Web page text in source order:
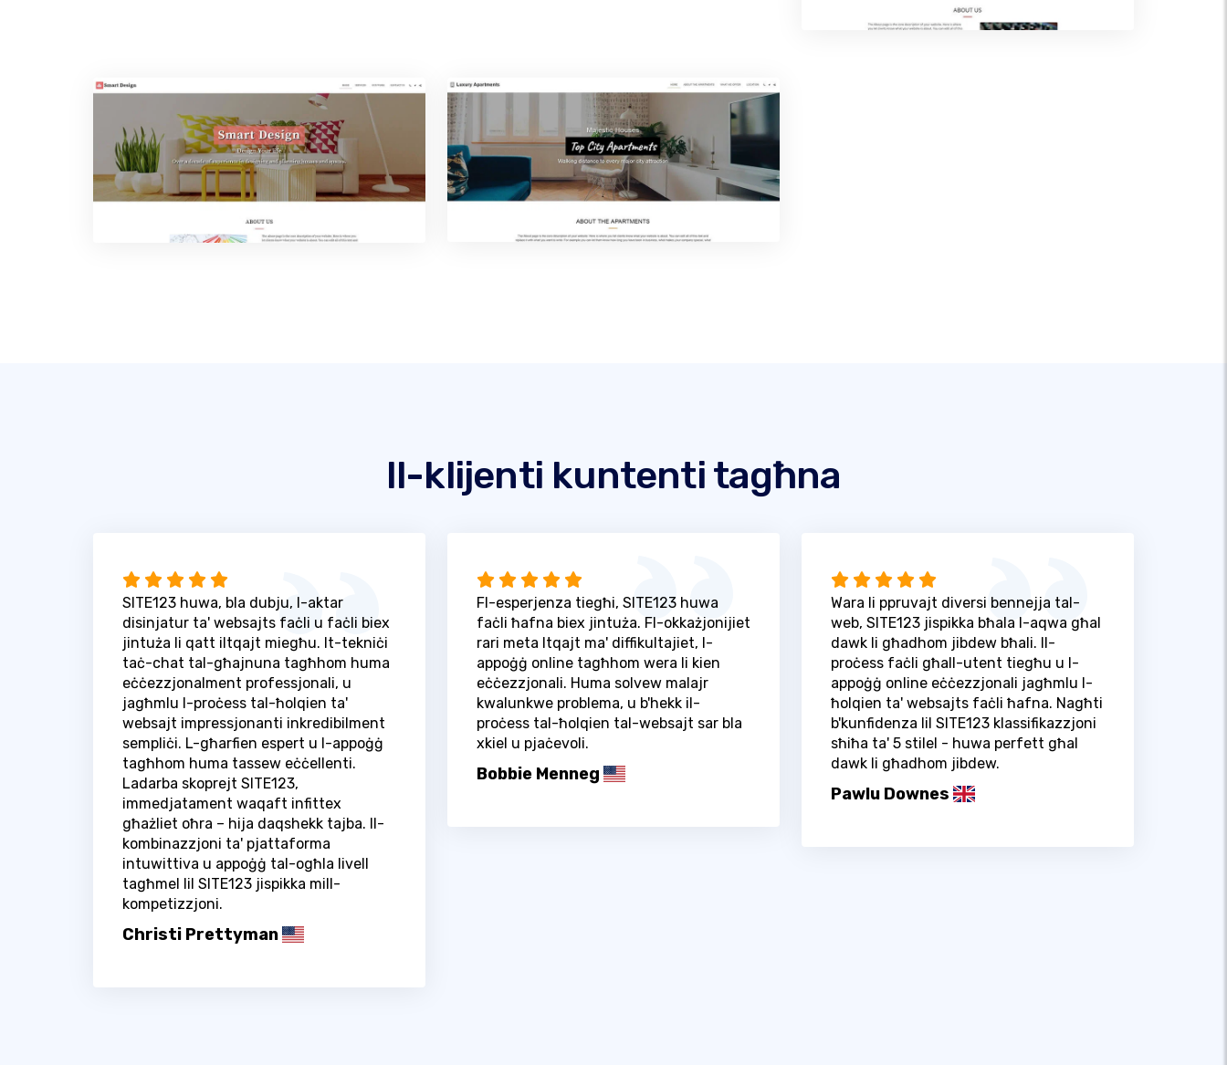
Il-klijenti kuntenti tagħna
SITE123 huwa, bla dubju, l-aktar
disinjatur ta' websajts faċli u faċli biex
jintuża li qatt iltqajt miegħu. It-tekniċi
taċ-chat tal-għajnuna tagħhom huma
eċċezzjonalment professjonali, u
jagħmlu l-proċess tal-ħolqien ta'
websajt impressjonanti inkredibilment
sempliċi. L-għarfien espert u l-appoġġ
tagħhom huma tassew eċċellenti.
Ladarba skoprejt SITE123,
immedjatament waqaft infittex
għażliet oħra – hija daqshekk tajba. Il-
kombinazzjoni ta' pjattaforma
intuwittiva u appoġġ tal-ogħla livell
tagħmel lil SITE123 jispikka mill-
kompetizzjoni.
Christi Prettyman
Fl-esperjenza tiegħi, SITE123 huwa
faċli ħafna biex jintuża. Fl-okkażjonijiet
rari meta ltqajt ma' diffikultajiet, l-
appoġġ online tagħhom wera li kien
eċċezzjonali. Huma solvew malajr
kwalunkwe problema, u b'hekk il-
proċess tal-ħolqien tal-websajt sar bla
xkiel u pjaċevoli.
Bobbie Menneg
Wara li ppruvajt diversi bennejja tal-
web, SITE123 jispikka bħala l-aqwa għal
dawk li għadhom jibdew bħali. Il-
proċess faċli għall-utent tiegħu u l-
appoġġ online eċċezzjonali jagħmlu l-
ħolqien ta' websajts faċli ħafna. Nagħti
b'kunfidenza lil SITE123 klassifikazzjoni
sħiħa ta' 5 stilel - huwa perfett għal
dawk li għadhom jibdew.
Pawlu Downes